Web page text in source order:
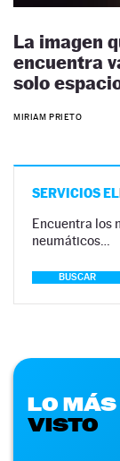
La imagen
encuentra
solo
MIRIAM PRIETO
SERVICIOS EL
Encuentra los
neumáticos…
BUSCAR
LO MÁS
VISTO